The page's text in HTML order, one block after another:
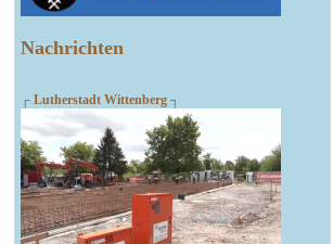
Nachrichten
┌ Lutherstadt Wittenberg ┐